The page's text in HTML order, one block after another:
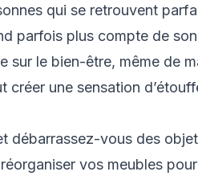
qui se retrouvent
parfois plus compte de
sur le bien-être, même de
une sensation
débarrassez-vous des
vos meubles